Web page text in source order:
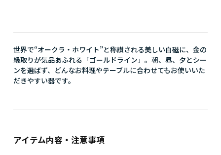
世界で“オークラ・ホワイト”と称讃される美しい白磁に、金の
縁取りが気品あふれる「ゴールドライン」。朝、昼、夕とシー
ンを選ばず、どんなお料理やテーブルに合わせてもお使いいた
だきやすい器です。
アイテム内容・注意事項